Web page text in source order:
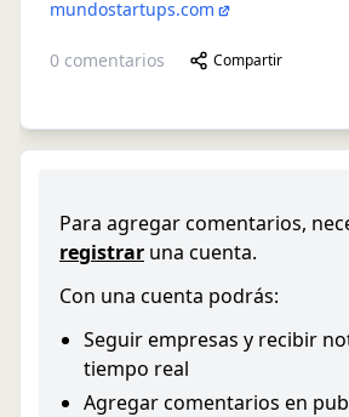
mundostartups.com
0 comentarios Compartir
Para agregar comentarios,
registrar una cuenta.
Con una cuenta podrás:
Seguir empresas y recibir
tiempo real
Agregar comentarios en